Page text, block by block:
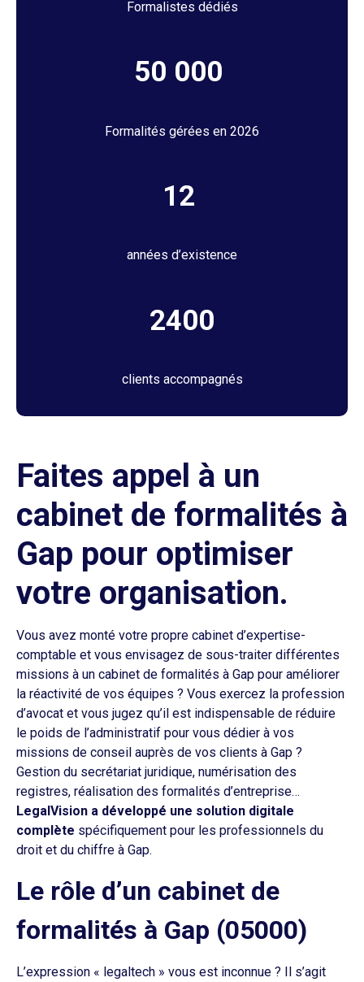
Formalistes dédiés
50 000
Formalités gérées en 2026
12
années d’existence
2400
clients accompagnés
Faites appel à un
cabinet de formalités à
Gap pour optimiser
votre organisation.
Vous avez monté votre propre cabinet d’expertise-
comptable et vous envisagez de sous-traiter différentes
missions à un cabinet de formalités à Gap pour améliorer
la réactivité de vos équipes ? Vous exercez la profession
d’avocat et vous jugez qu’il est indispensable de réduire
le poids de l’administratif pour vous dédier à vos
missions de conseil auprès de vos clients à Gap ?
Gestion du secrétariat juridique, numérisation des
registres, réalisation des formalités d’entreprise…
LegalVision a développé une solution digitale
complète spécifiquement pour les professionnels du
droit et du chiffre à Gap.
Le rôle d’un cabinet de
formalités à Gap (05000)
L’expression « legaltech » vous est inconnue ? Il s’agit